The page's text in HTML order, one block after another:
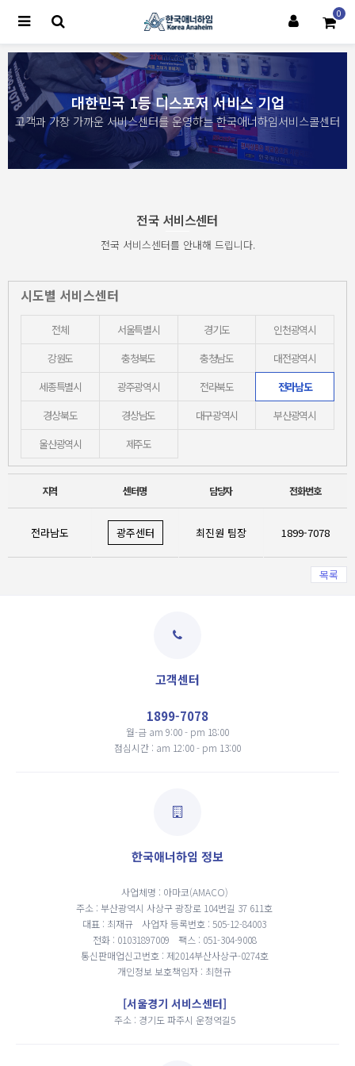
0
대한민국 1등 디스포저 서비스 기업
고객과 가장 가까운 서비스센터를 운영하는 한국애너하임서비스콜센터
전국 서비스센터
전국 서비스센터를 안내해 드립니다.
시도별 서비스센터
전체 서울특별시 경기도
인천광역시
강원도
충청북도 충청남도
대전광역시
세종특별시
광주광역시 전라북도
전라남도
경상북도
경상남도 대구광역시
부산광역시
울산광역시
제주도
지역 센터명 담당자 전화번호
전라남도 광주센터 최진원 팀장 1899-7078
목록
고객센터
1899-7078
월-금 am 9:00 - pm 18:00
점심시간 : am 12:00 - pm 13:00
한국애너하임 정보
사업체명 : 아마코(AMACO)
주소 : 부산광역시 사상구 광장로 104번길 37 611호
대표 : 최재규
사업자 등록번호 : 505-12-84003
전화 : 01031897009
팩스 : 051-304-9008
통신판매업신고번호 : 제2014부산사상구-0274호
개인정보 보호책임자 : 최현규
[서울경기 서비스센터]
주소 : 경기도 파주시 운정역길5